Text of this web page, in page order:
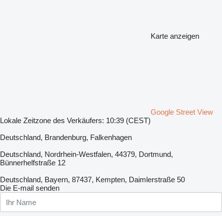
Karte anzeigen
Google Street View
Lokale Zeitzone des Verkäufers: 10:39 (CEST)
Deutschland, Brandenburg, Falkenhagen
Deutschland, Nordrhein-Westfalen, 44379, Dortmund,
Bünnerhelfstraße 12
Deutschland, Bayern, 87437, Kempten, Daimlerstraße 50
Die E-mail senden